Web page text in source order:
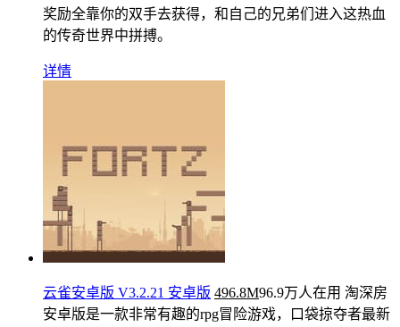
奖励全靠你的双手去获得，和自己的兄弟们进入这热血
的传奇世界中拼搏。
详情
云雀安卓版 V3.2.21 安卓版 496.8M96.9万人在用 淘深房
安卓版是一款非常有趣的rpg冒险游戏，口袋掠夺者最新